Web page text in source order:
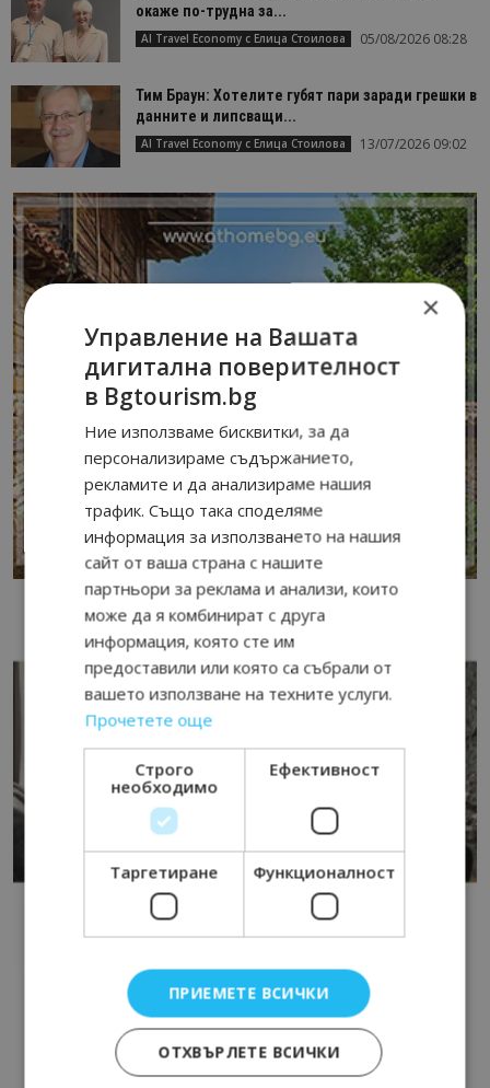
окаже по-трудна за...
AI Travel Economy с Елица Стоилова 05/08/2026 08:28
Тим Браун: Хотелите губят пари заради грешки в
данните и липсващи...
AI Travel Economy с Елица Стоилова 13/07/2026 09:02
×
Управление на Вашата
дигитална поверителност
в Bgtourism.bg
Ние използваме бисквитки, за да
персонализираме съдържанието,
рекламите и да анализираме нашия
трафик. Също така споделяме
информация за използването на нашия
сайт от ваша страна с нашите
партньори за реклама и анализи, които
може да я комбинират с друга
информация, която сте им
предоставили или която са събрали от
вашето използване на техните услуги.
Прочетете още
Строго
необходимо
Ефективност
Таргетиране Функционалност
ПРИЕМЕТЕ ВСИЧКИ
ОТХВЪРЛЕТЕ ВСИЧКИ